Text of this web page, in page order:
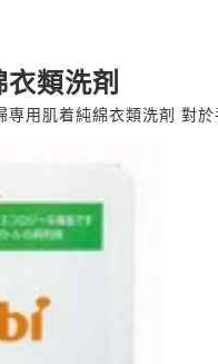
類洗剤
用肌着純綿衣類洗剤 對